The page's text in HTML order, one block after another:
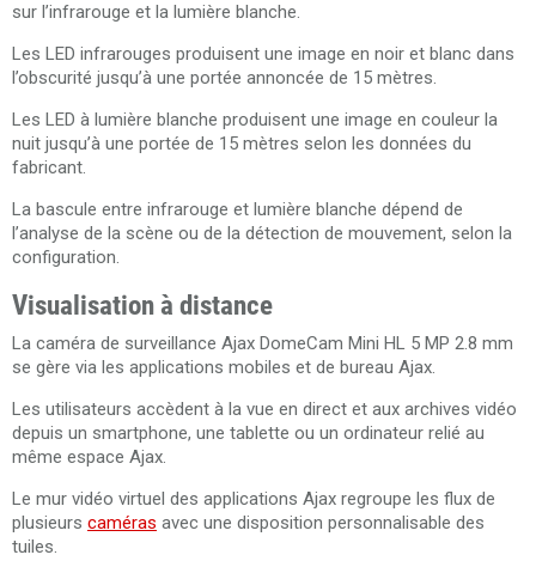
sur l’infrarouge et la lumière blanche.
Les LED infrarouges produisent une image en noir et blanc dans
l’obscurité jusqu’à une portée annoncée de 15 mètres.
Les LED à lumière blanche produisent une image en couleur la
nuit jusqu’à une portée de 15 mètres selon les données du
fabricant.
La bascule entre infrarouge et lumière blanche dépend de
l’analyse de la scène ou de la détection de mouvement, selon la
configuration.
Visualisation à distance
La caméra de surveillance Ajax DomeCam Mini HL 5 MP 2.8 mm
se gère via les applications mobiles et de bureau Ajax.
Les utilisateurs accèdent à la vue en direct et aux archives vidéo
depuis un smartphone, une tablette ou un ordinateur relié au
même espace Ajax.
Le mur vidéo virtuel des applications Ajax regroupe les flux de
plusieurs caméras avec une disposition personnalisable des
tuiles.